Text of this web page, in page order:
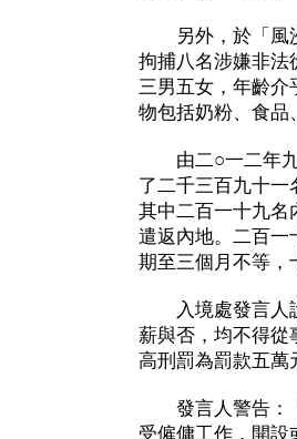
另外，於「風沙
拘捕八名涉嫌非法
三男五女，年齡介
物包括奶粉、食品
由二○一二年九
了二千三百九十一
其中二百一十九名
遣返內地。二百一
期至三個月不等，
入境處發言人說
薪與否，均不得從
高刑罰為罰款五萬
發言人警告：「
受僱傭工作，開設